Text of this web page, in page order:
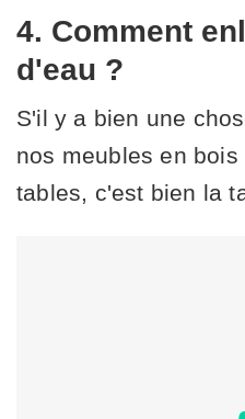
4. Comment
d'eau ?
S'il y a bien une
nos meubles en
tables, c'est bien la